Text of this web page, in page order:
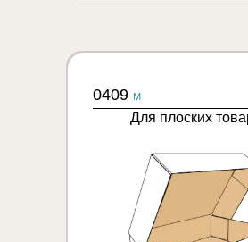
0409 M
Для плоских